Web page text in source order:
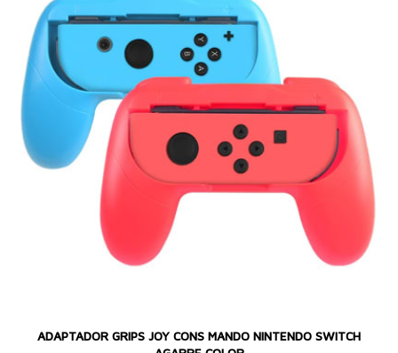
ADAPTADOR GRIPS JOY CONS MANDO NINTENDO SWITCH